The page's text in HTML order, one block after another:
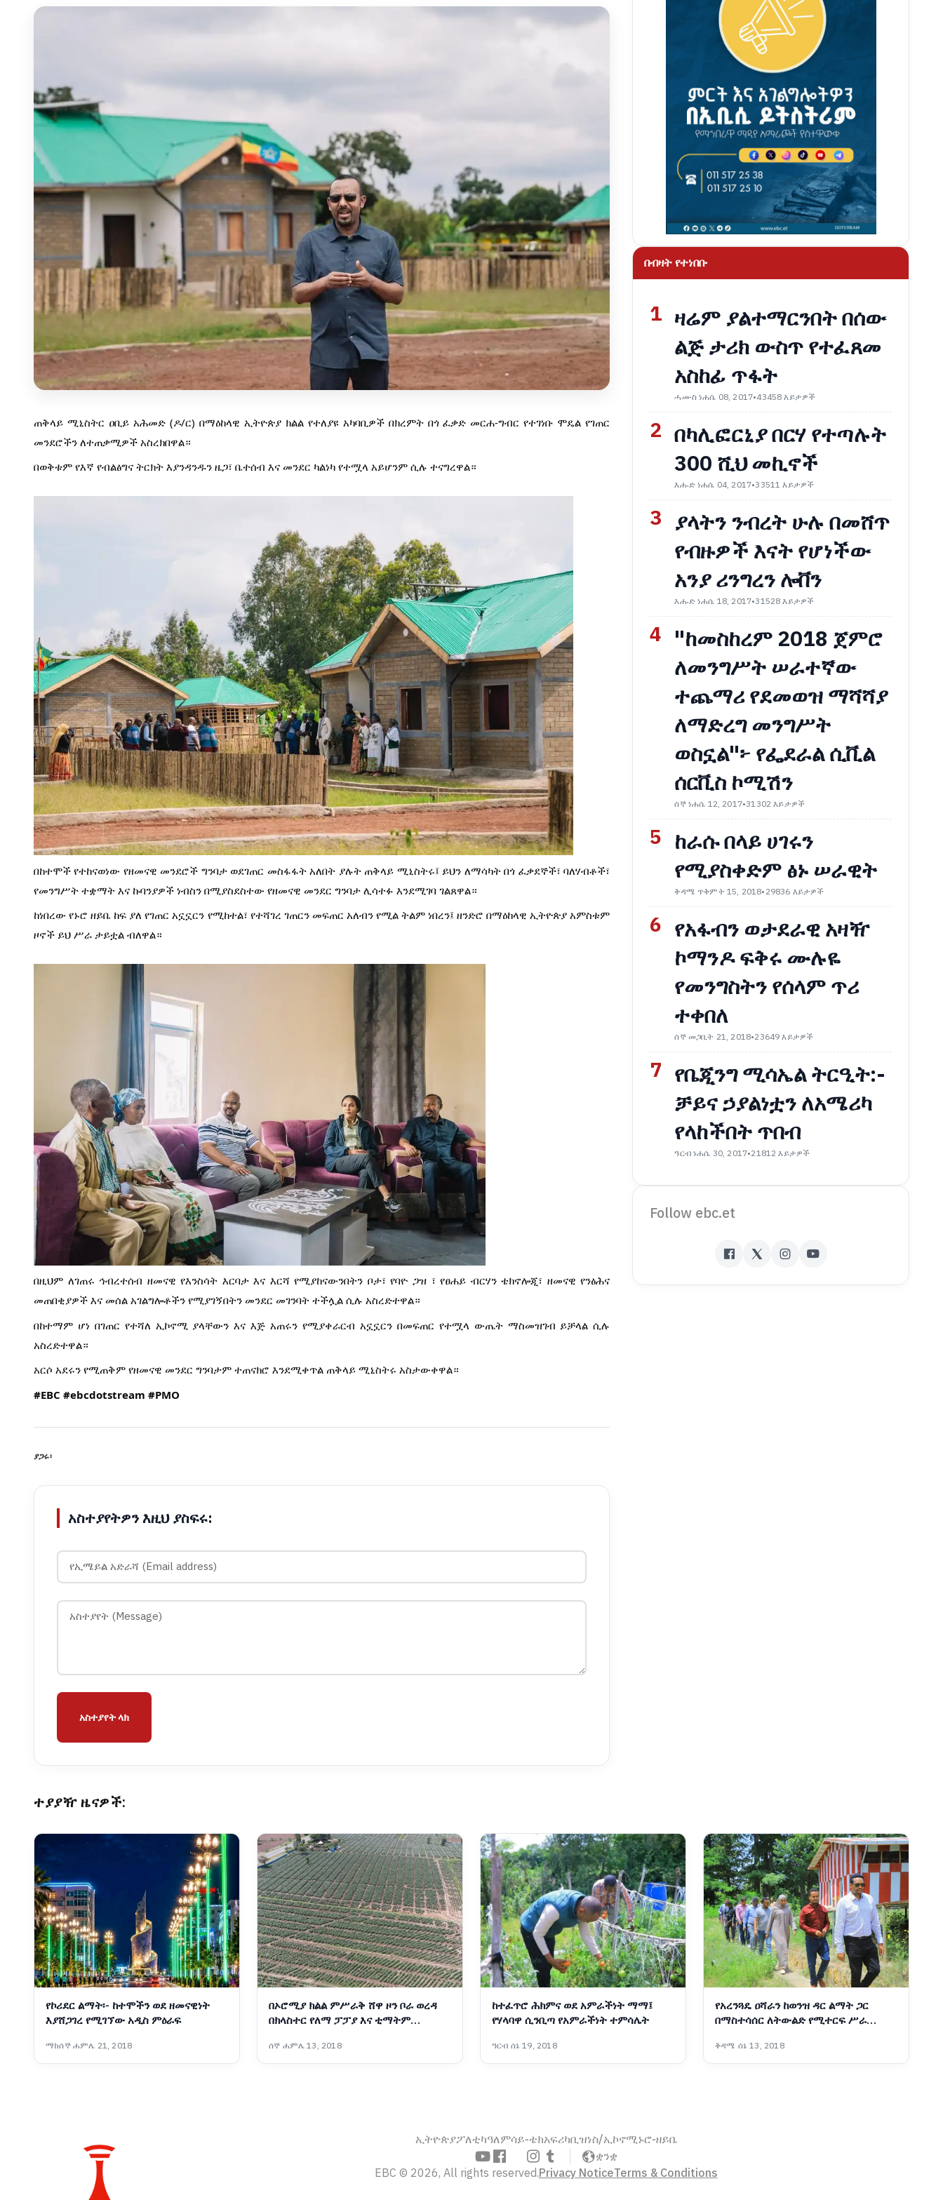
ጠቅላይ ሚኒስትር ዐቢይ አሕመድ (ዶ/ር) በማዕከላዊ ኢትዮጵያ ክልል የተለያዩ አካባቢዎች በክረምት በጎ ፈቃድ መርሐ-ግብር የተገነቡ ሞዴል የገጠር
መንደሮችን ለተጠቃሚዎች አስረክበዋል።
በወቅቱም የእኛ የብልፅግና ትርክት እያንዳንዱን ዜጋ፣ ቤተሰብ እና መንደር ካልነካ የተሟላ አይሆንም ሲሉ ተናግረዋል።
በከተሞች የተከናወነው የዘመናዊ መንደሮች ግንባታ ወደገጠር መስፋፋት አለበት ያሉት ጠቅላይ ሚኒስትሩ፤ ይህን ለማሳካት በጎ ፈቃደኞች፣ ባለሃብቶች፣
የመንግሥት ተቋማት እና ኩባንያዎች ነብስን በሚያስደስተው የዘመናዊ መንደር ግንባታ ሊሳተፉ እንደሚገባ ገልጸዋል።
ከነበረው የኑሮ ዘይቤ ከፍ ያለ የገጠር አኗኗርን የሚከተል፣ የተሻገረ ገጠርን መፍጠር አለብን የሚል ትልም ነበረን፤ ዘንድሮ በማዕከላዊ ኢትዮጵያ አምስቱም
ዞኖች ይህ ሥራ ታይቷል ብለዋል።
በዚህም ለገጠሩ ኅብረተሰብ ዘመናዊ የእንስሳት እርባታ እና እርሻ የሚያከናውንበትን ቦታ፣ የባዮ ጋዝ ፣ የፀሐይ ብርሃን ቴክኖሎጂ፣ ዘመናዊ የንፅሕና
መጠበቂያዎች እና መሰል አገልግሎቶችን የሚያገኝበትን መንደር መገንባት ተችሏል ሲሉ አስረድተዋል።
በከተማም ሆነ በገጠር የተሻለ ኢኮኖሚ ያላቸውን እና እጅ አጠሩን የሚያቀራርብ አኗኗርን በመፍጠር የተሟላ ውጤት ማስመዝገብ ይቻላል ሲሉ
አስረድተዋል።
አርሶ አደሩን የሚጠቅም የዘመናዊ መንደር ግንባታም ተጠናክሮ እንደሚቀጥል ጠቅላይ ሚኒስትሩ አስታውቀዋል።
#EBC #ebcdotstream #PMO
ያጋሩ፡
አስተያየትዎን እዚህ ያስፍሩ:
አስተያየት ላክ
በብዛት የተነበቡ
1 ዛሬም ያልተማርንበት በሰው
ልጅ ታሪክ ውስጥ የተፈጸመ
አስከፊ ጥፋት
ሓሙስ ነሐሴ 08, 2017•43458 እይታዎች
2 በካሊፎርኒያ በርሃ የተጣሉት
300 ሺህ መኪኖች
እሑድ ነሐሴ 04, 2017•33511 እይታዎች
3 ያላትን ንብረት ሁሉ በመሸጥ
የብዙዎች እናት የሆነችው
አንያ ሪንግረን ሎቨን
እሑድ ነሐሴ 18, 2017•31528 እይታዎች
4 "ከመስከረም 2018 ጀምሮ
ለመንግሥት ሠራተኛው
ተጨማሪ የደመወዝ ማሻሻያ
ለማድረግ መንግሥት
ወስኗል"፦ የፌደራል ሲቪል
ሰርቪስ ኮሚሽን
ሰኞ ነሐሴ 12, 2017•31302 እይታዎች
5 ከራሱ በላይ ሀገሩን
የሚያስቀድም ፅኑ ሠራዊት
ቅዳሜ ጥቅምት 15, 2018•29836 እይታዎች
6 የአፋብን ወታደራዊ አዛዥ
ኮማንዶ ፍቅሩ ሙሉዬ
የመንግስትን የሰላም ጥሪ
ተቀበለ
ሰኞ መጋቢት 21, 2018•23649 እይታዎች
7 የቤጂንግ ሚሳኤል ትርዒት:-
ቻይና ኃያልነቷን ለአሜሪካ
የላከችበት ጥበብ
ዓርብ ነሐሴ 30, 2017•21812 እይታዎች
Follow ebc.et
ተያያዥ ዜናዎች:
የኮሪደር ልማት፡- ከተሞችን ወደ ዘመናዊነት
እያሸጋገረ የሚገኘው አዲስ ምዕራፍ
ማክሰኞ ሐምሌ 21, 2018
በኦሮሚያ ክልል ምሥራቅ ሸዋ ዞን ቦራ ወረዳ
በክላስተር የለማ ፓፓያ እና ቲማትም
ሰኞ ሐምሌ 13, 2018
ከተፈጥሮ ሕክምና ወደ አምራችነት ማማ፤
የሃላባዋ ሲንቢጣ የአምራችነት ተምሳሌት
ዓርብ ሰኔ 19, 2018
የአረንጓዴ ዐሻራን ከወንዝ ዳር ልማት ጋር
በማስተሳሰር ለትውልድ የሚተርፍ ሥራ
በድሪ
ቅዳሜ ሰኔ 13, 2018
ኢትዮጵያፖለቲካዓለምሳይ-ቴክአፍሪካቢዝነስ/ኢኮኖሚኑሮ-ዘይቤ
ቋንቋ
EBC © 2026, All rights reserved.Privacy NoticeTerms & Conditions